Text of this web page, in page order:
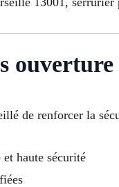
de renforcer la
haute sécurité